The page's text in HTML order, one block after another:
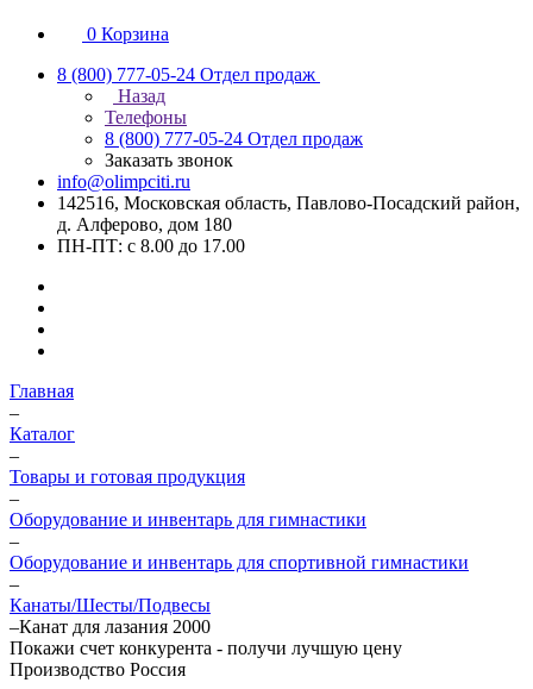
0 Корзина
8 (800) 777-05-24 Отдел продаж
Назад
Телефоны
8 (800) 777-05-24 Отдел продаж
Заказать звонок
info@olimpciti.ru
142516, Московская область, Павлово-Посадский район,
д. Алферово, дом 180
ПН-ПТ: с 8.00 до 17.00
Главная
–
Каталог
–
Товары и готовая продукция
–
Оборудование и инвентарь для гимнастики
–
Оборудование и инвентарь для спортивной гимнастики
–
Канаты/Шесты/Подвесы
–Канат для лазания 2000
Покажи счет конкурента - получи лучшую цену
Производство Россия